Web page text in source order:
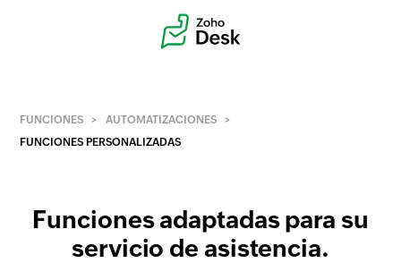
FUNCIONES
AUTOMATIZACIONES
FUNCIONES PERSONALIZADAS
Funciones adaptadas para su
servicio de asistencia.